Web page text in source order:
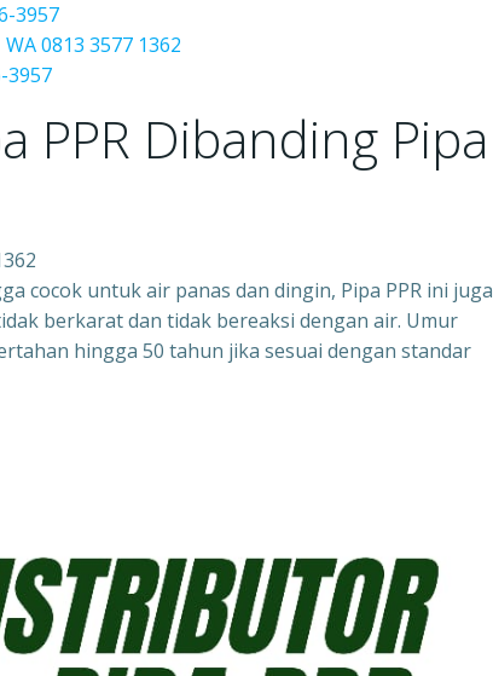
3957
0813 3577 1362
3957
PPR Dibanding Pipa
cocok untuk air panas dan dingin, Pipa PPR ini juga
berkarat dan tidak bereaksi dengan air. Umur
hingga 50 tahun jika sesuai dengan standar